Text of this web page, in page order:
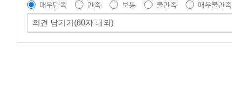
매우만족
만족 보통 불만족
매우불만족